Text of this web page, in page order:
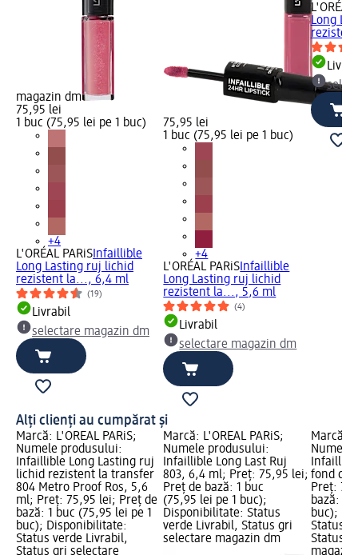
magazin dm
75,95 lei
1 buc (75,95 lei pe 1 buc)
+4
L'ORÉAL PARiS Infaillible
Long Lasting ruj lichid
rezistent la..., 6,4 ml
(19)
Livrabil
selectare magazin dm
75,95 lei
1 buc (75,95 lei pe 1 buc)
+4
L'ORÉAL PARiS Infaillible
Long Lasting ruj lichid
rezistent la..., 5,6 ml
(4)
Livrabil
selectare magazin dm
L'ORÉAL
Long
Alți clienți au cumpărat și
Marcă: L'ORÉAL PARiS;
Numele produsului:
Infaillible Long Lasting ruj
lichid rezistent la transfer
804 Metro Proof Ros, 5,6
ml; Preț: 75,95 lei; Preț de
bază: 1 buc (75,95 lei pe 1
buc); Disponibilitate:
Status verde Livrabil,
Status gri selectare
Marcă: L'ORÉAL PARiS;
Numele produsului:
Infaillible Long Last Ruj
803, 6,4 ml; Preț: 75,95 lei;
Preț de bază: 1 buc
(75,95 lei pe 1 buc);
Disponibilitate: Status
verde Livrabil, Status gri
selectare magazin dm
Marcă:
Numele
fond de
Preț:
bază: 1
buc);
Status
Status